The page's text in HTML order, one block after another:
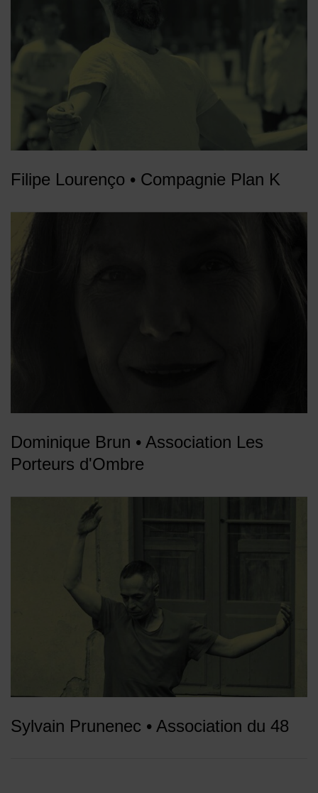
Filipe Lourenço • Compagnie Plan K
Dominique Brun • Association Les
Porteurs d'Ombre
Sylvain Prunenec • Association du 48